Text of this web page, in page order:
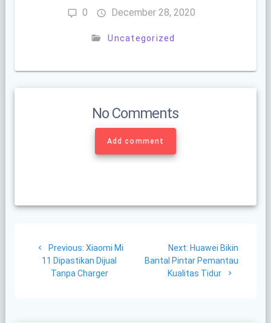
0 December 28, 2020
Uncategorized
No Comments
Add comment
navigation
Previous: Previous
post:
Xiaomi Mi
11 Dipastikan Dijual
Tanpa Charger
Next: Next
post:
Huawei Bikin
Bantal Pintar Pemantau
Kualitas Tidur